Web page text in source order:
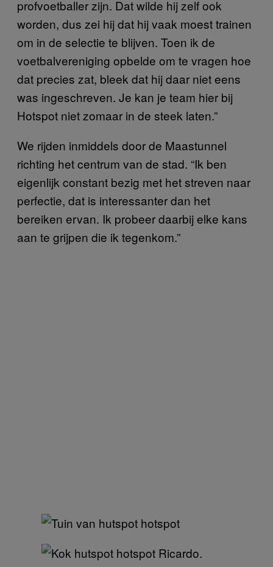
profvoetballer zijn. Dat wilde hij zelf ook
worden, dus zei hij dat hij vaak moest trainen
om in de selectie te blijven. Toen ik de
voetbalvereniging opbelde om te vragen hoe
dat precies zat, bleek dat hij daar niet eens
was ingeschreven. Je kan je team hier bij
Hotspot niet zomaar in de steek laten.”
We rijden inmiddels door de Maastunnel
richting het centrum van de stad. “Ik ben
eigenlijk constant bezig met het streven naar
perfectie, dat is interessanter dan het
bereiken ervan. Ik probeer daarbij elke kans
aan te grijpen die ik tegenkom.”
Ricardo.